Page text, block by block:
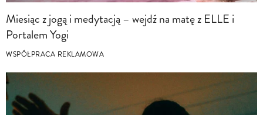
Miesiąc z jogą i medytacją – wejdź na matę z ELLE i
Portalem Yogi
WSPÓŁPRACA REKLAMOWA